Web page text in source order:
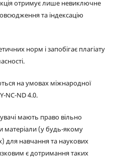
отримує лише невиключне
та індексацію
норм і запобігає плагіату
на умовах міжнародної
NC-ND 4.0.
мають право вільно
матеріали (у будь-якому
для навчання та наукових
є дотримання таких